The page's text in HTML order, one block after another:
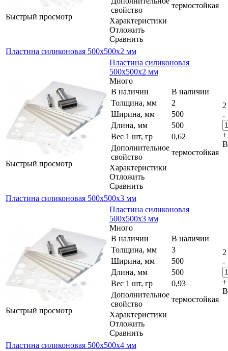
Быстрый просмотр
свойство
термостойкая
Характеристики
Отложить
Сравнить
Пластина силиконовая 500x500x2 мм
Быстрый просмотр
Пластина силиконовая
500x500x2 мм
Много
В наличии
В наличии
Толщина, мм
2
Ширина, мм
500
Длина, мм
500
Вес 1 шт, гр
0,62
Дополнительное
свойство
термостойкая
Характеристики
Отложить
Сравнить
-
+
В
Пластина силиконовая 500x500x3 мм
Быстрый просмотр
Пластина силиконовая
500x500x3 мм
Много
В наличии
В наличии
Толщина, мм
3
Ширина, мм
500
Длина, мм
500
Вес 1 шт, гр
0,93
Дополнительное
свойство
термостойкая
Характеристики
Отложить
Сравнить
-
+
В
Пластина силиконовая 500x500x4 мм